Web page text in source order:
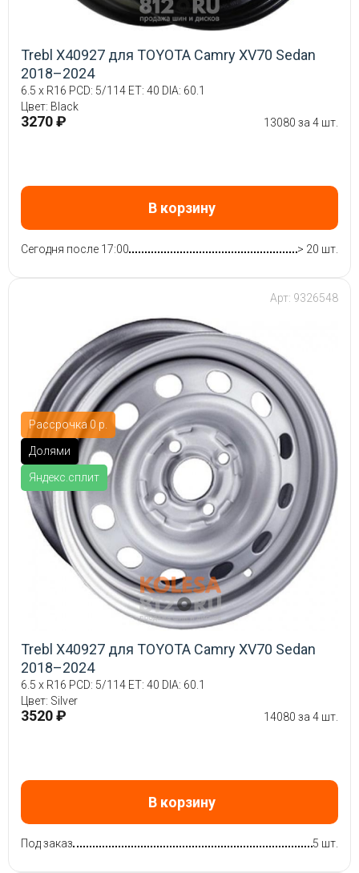
Trebl X40927 для TOYOTA Camry XV70 Sedan
2018–2024
6.5 x R16 PCD: 5/114 ET: 40 DIA: 60.1
Цвет: Black
3270 ₽ 13080 за 4 шт.
В корзину
Сегодня после 17:00 > 20 шт.
Рассрочка 0 р.
Долями
Яндекс.сплит
Арт: 9326548
Trebl X40927 для TOYOTA Camry XV70 Sedan
2018–2024
6.5 x R16 PCD: 5/114 ET: 40 DIA: 60.1
Цвет: Silver
3520 ₽ 14080 за 4 шт.
В корзину
Под заказ 5 шт.